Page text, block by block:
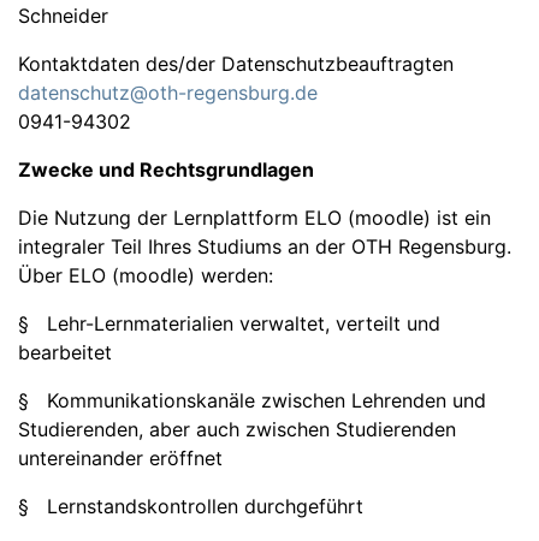
Schneider
Kontaktdaten des/der Datenschutzbeauftragten
datenschutz@oth-regensburg.de
0941-94302
Zwecke und Rechtsgrundlagen
Die Nutzung der Lernplattform ELO (moodle) ist ein
integraler Teil Ihres Studiums an der OTH Regensburg.
Über ELO (moodle) werden:
§ Lehr-Lernmaterialien verwaltet, verteilt und
bearbeitet
§ Kommunikationskanäle zwischen Lehrenden und
Studierenden, aber auch zwischen Studierenden
untereinander eröffnet
§ Lernstandskontrollen durchgeführt